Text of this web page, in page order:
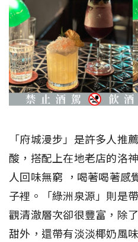
「府城漫步」是許多人推
酸，搭配上在地老店的洛
人回味無窮 ，喝著喝著感
子裡。「綠洲泉源」則是
觀清澈層次卻很豐富，除
甜外，還帶有淡淡椰奶風